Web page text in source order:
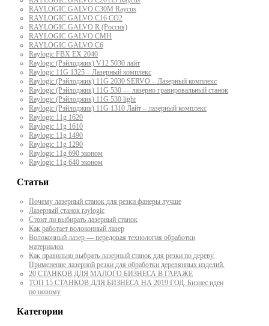
RAYLOGIC GALVO С30M Raycus
RAYLOGIC GALVO С16 CO2
RAYLOGIC GALVO R (Россия)
RAYLOGIC GALVO CMH
RAYLOGIC GALVO С6
Raylogic FBX EX 2040
Raylogic (Рэйлоджик) V12 5030 лайт
Raylogic 11G 1325 – Лазерный комплекс
Raylogic (Рэйлоджик) 11G 2030 SERVO – Лазерный комплекс
Raylogic (Рэйлоджик) 11G 530 — лазерно гравировальный станок
Raylogic (Рэйлоджик) 11G 530 light
Raylogic (Рэйлоджик) 11G 1310 Лайт – лазерный комплекс
Raylogic 11g 1620
Raylogic 11g 1610
Raylogic 11g 1490
Raylogic 11g 1290
Raylogic 11g 690 эконом
Raylogic 11g 640 эконом
Статьи
Почему лазерный станок для резки фанеры лучше
Лазерный станок raylogic
Стоит ли выбирать лазерный станок
Как работает волоконный лазер
Волоконный лазер — передовая технология обработки
материалов
Как правильно выбрать лазерный станок для резки по дереву.
Применение лазерной резки для обработки деревянных изделий.
20 СТАНКОВ ДЛЯ МАЛОГО БИЗНЕСА В ГАРАЖЕ
ТОП 15 СТАНКОВ ДЛЯ БИЗНЕСА НА 2019 ГОД. Бизнес идеи
по новому
Категории